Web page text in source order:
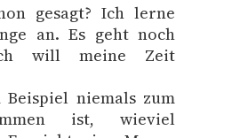
gesagt? Ich lerne
an. Es geht noch
will meine Zeit
niemals zum
ist, wieviel